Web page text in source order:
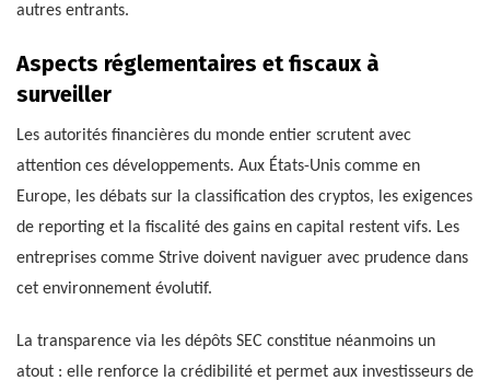
autres entrants.
Aspects réglementaires et fiscaux à
surveiller
Les autorités financières du monde entier scrutent avec
attention ces développements. Aux États-Unis comme en
Europe, les débats sur la classification des cryptos, les exigences
de reporting et la fiscalité des gains en capital restent vifs. Les
entreprises comme Strive doivent naviguer avec prudence dans
cet environnement évolutif.
La transparence via les dépôts SEC constitue néanmoins un
atout : elle renforce la crédibilité et permet aux investisseurs de